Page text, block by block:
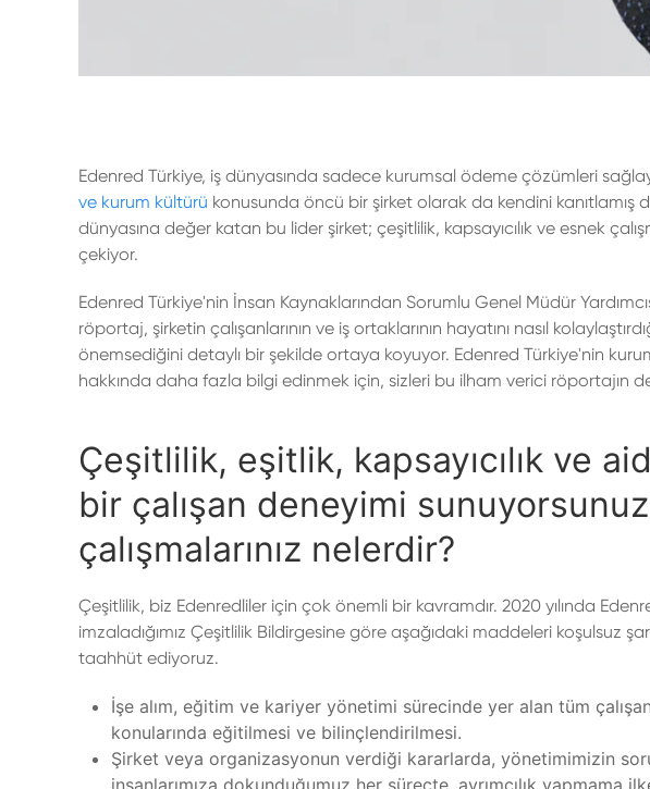
Edenred Türkiye, iş dünyasında sadece kurumsal ödeme çözümleri
ve kurum kültürü konusunda öncü bir şirket olarak da kendini kanıtlamış
dünyasına değer katan bu lider şirket; çeşitlilik, kapsayıcılık ve esnek
çekiyor.
Edenred Türkiye'nin İnsan Kaynaklarından Sorumlu Genel Müdür
röportaj, şirketin çalışanlarının ve iş ortaklarının hayatını nasıl
önemsediğini detaylı bir şekilde ortaya koyuyor. Edenred Türkiye'nin
hakkında daha fazla bilgi edinmek için, sizleri bu ilham verici röportajın
Çeşitlilik, eşitlik, kapsayıcılık ve
bir çalışan deneyimi
çalışmalarınız nelerdir?
Çeşitlilik, biz Edenredliler için çok önemli bir kavramdır. 2020 yılında
imzaladığımız Çeşitlilik Bildirgesine göre aşağıdaki maddeleri koşulsuz
taahhüt ediyoruz.
İşe alım, eğitim ve kariyer yönetimi sürecinde yer alan tüm
konularında eğitilmesi ve bilinçlendirilmesi.
Şirket veya organizasyonun verdiği kararlarda, yönetimimizin
insanlarımıza dokunduğumuz her süreçte, ayrımcılık yapmama